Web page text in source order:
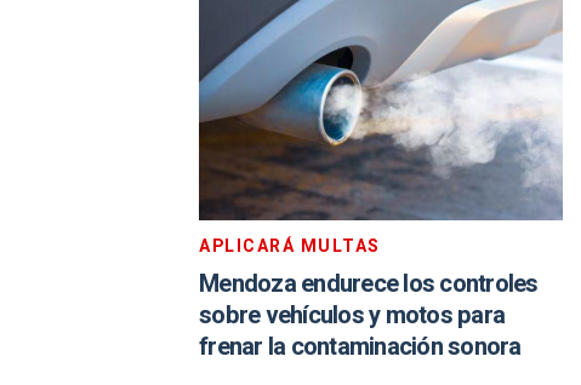
APLICARÁ MULTAS
Mendoza endurece los controles
sobre vehículos y motos para
frenar la contaminación sonora